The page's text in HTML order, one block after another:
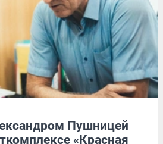
Пушницей
«Красная